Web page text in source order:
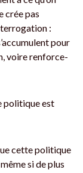
crée pas
:
pour
voire renforce-
politique est
cette politique
si de plus